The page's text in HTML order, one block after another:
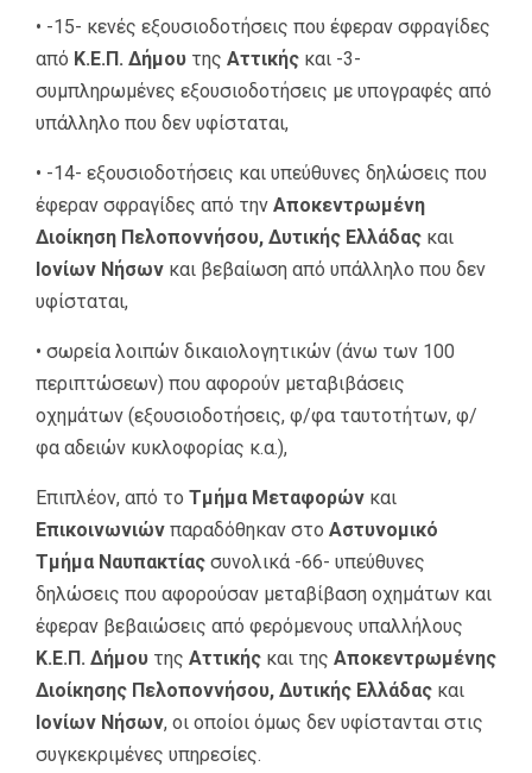
• -15- κενές εξουσιοδοτήσεις που έφεραν σφραγίδες
από Κ.Ε.Π. Δήμου της Αττικής και -3-
συμπληρωμένες εξουσιοδοτήσεις με υπογραφές από
υπάλληλο που δεν υφίσταται,
• -14- εξουσιοδοτήσεις και υπεύθυνες δηλώσεις που
έφεραν σφραγίδες από την Αποκεντρωμένη
Διοίκηση Πελοποννήσου, Δυτικής Ελλάδας και
Ιονίων Νήσων και βεβαίωση από υπάλληλο που δεν
υφίσταται,
• σωρεία λοιπών δικαιολογητικών (άνω των 100
περιπτώσεων) που αφορούν μεταβιβάσεις
οχημάτων (εξουσιοδοτήσεις, φ/φα ταυτοτήτων, φ/
φα αδειών κυκλοφορίας κ.α.),
Επιπλέον, από το Τμήμα Μεταφορών και
Επικοινωνιών παραδόθηκαν στο Αστυνομικό
Τμήμα Ναυπακτίας συνολικά -66- υπεύθυνες
δηλώσεις που αφορούσαν μεταβίβαση οχημάτων και
έφεραν βεβαιώσεις από φερόμενους υπαλλήλους
Κ.Ε.Π. Δήμου της Αττικής και της Αποκεντρωμένης
Διοίκησης Πελοποννήσου, Δυτικής Ελλάδας και
Ιονίων Νήσων, οι οποίοι όμως δεν υφίστανται στις
συγκεκριμένες υπηρεσίες.